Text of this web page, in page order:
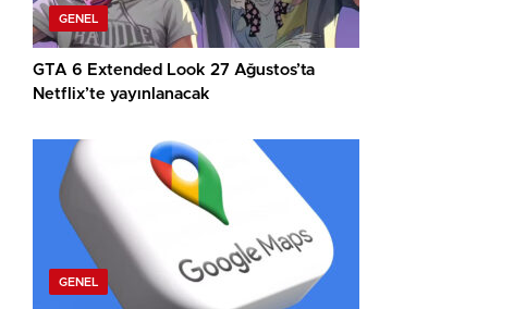
GENEL
GTA 6 Extended Look 27 Ağustos’ta
Netflix’te yayınlanacak
GENEL